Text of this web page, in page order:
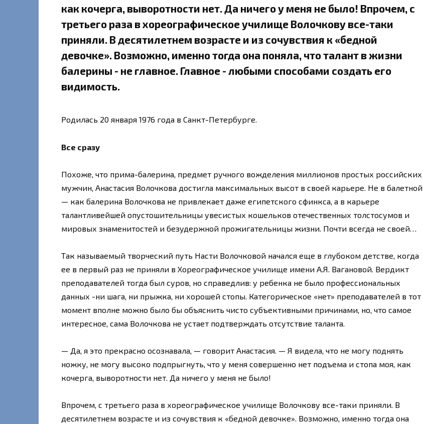
как кочерга, выворотности нет. Да ничего у меня не было! Впрочем, с
третьего раза в хореографическое училище Волочкову все-таки
приняли. В десятилетнем возрасте и из сочувствия к «бедной
девочке». Возможно, именно тогда она поняла, что талант в жизни
балерины - не главное. Главное - любыми способами создать его
видимость.
Родилась 20 января 1976 года в Санкт-Петербурге.
Все сразу
Похоже, что прима-балерина, предмет ручного вожделения миллионов простых российских
мужчин, Анастасия Волочкова достигла максимальных высот в своей карьере. Не в балетной
— как балерина Волочкова не привлекает даже египетского сфинкса, а в карьере
талантливейшей опустошительницы увесистых кошельков отечественных толстосумов и
мировых знаменитостей и безудержной прожигательницы жизни. Почти всегда не своей…
Так называемый творческий путь Насти Волочковой начался еще в глубоком детстве, когда
ее в первый раз не приняли в Хореографическое училище имени А.Я. Вагановой. Вердикт
преподавателей тогда был суров, но справедлив: у ребенка не было профессиональных
данных -ни шага, ни прыжка, ни хорошей стопы. Категорическое «нет» преподавателей в тот
момент вполне можно было бы объяснить чисто субъективными причинами, но, что самое
интересное, сама Волочкова не устает подтверждать отсутствие таланта.
— Да, я это прекрасно осознавала, — говорит Анастасия. — Я видела, что не могу поднять
ножку, не могу высоко подпрыгнуть, что у меня совершенно нет подъема и стопа моя, как
кочерга, выворотности нет. Да ничего у меня не было!
Впрочем, с третьего раза в хореографическое училище Волочкову все-таки приняли. В
десятилетнем возрасте и из сочувствия к «бедной девочке». Возможно, именно тогда она